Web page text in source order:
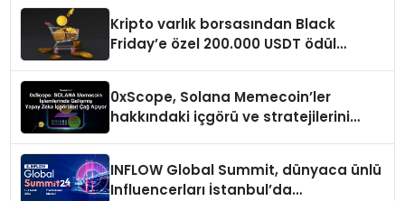
Kripto varlık borsasından Black
Friday’e özel 200.000 USDT ödül
0xScope, Solana Memecoin’ler
hakkındaki içgörü ve stratejilerini
INFLOW Global Summit, dünyaca ünlü
Influencerları İstanbul’da